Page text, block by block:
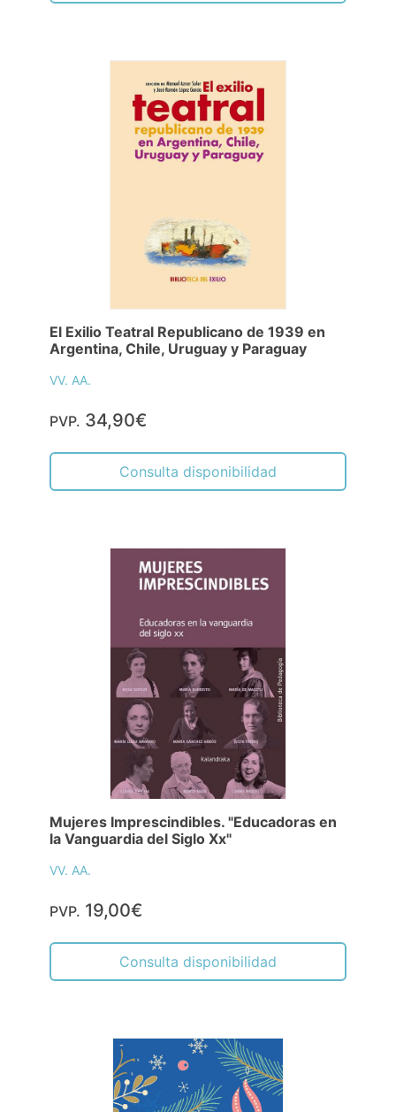
El Exilio Teatral Republicano de 1939 en
Argentina, Chile, Uruguay y Paraguay
VV. AA.
PVP. 34,90€
Consulta disponibilidad
Mujeres Imprescindibles. "Educadoras en
la Vanguardia del Siglo Xx"
VV. AA.
PVP. 19,00€
Consulta disponibilidad